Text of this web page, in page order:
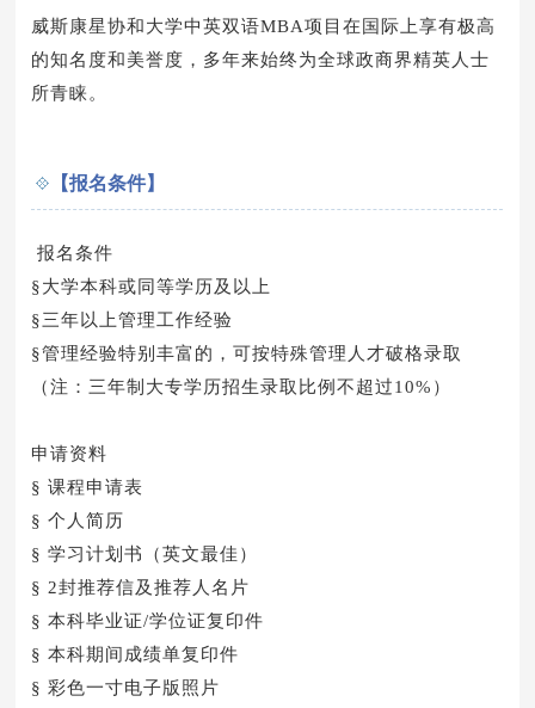
威斯康星协和大学中英双语MBA项目在国际上享有极高
的知名度和美誉度，多年来始终为全球政商界精英人士
所青睐。
【报名条件】
报名条件
§大学本科或同等学历及以上
§三年以上管理工作经验
§管理经验特别丰富的，可按特殊管理人才破格录取
（注：三年制大专学历招生录取比例不超过10%）
申请资料
§ 课程申请表
§ 个人简历
§ 学习计划书（英文最佳）
§ 2封推荐信及推荐人名片
§ 本科毕业证/学位证复印件
§ 本科期间成绩单复印件
§ 彩色一寸电子版照片